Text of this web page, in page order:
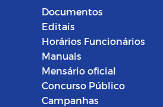
Documentos
Editais
Horários Funcionários
Manuais
Mensário oficial
Concurso Público
Campanhas